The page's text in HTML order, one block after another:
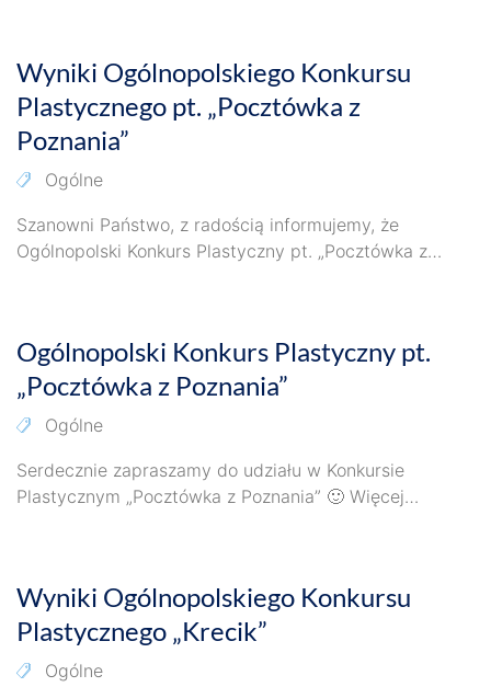
Wyniki Ogólnopolskiego Konkursu
Plastycznego pt. „Pocztówka z
Poznania”
Ogólne
Szanowni Państwo, z radością informujemy, że
Ogólnopolski Konkurs Plastyczny pt. „Pocztówka z
Ogólnopolski Konkurs Plastyczny pt.
„Pocztówka z Poznania”
Ogólne
Serdecznie zapraszamy do udziału w Konkursie
Plastycznym „Pocztówka z Poznania” 🙂 Więcej
Wyniki Ogólnopolskiego Konkursu
Plastycznego „Krecik”
Ogólne